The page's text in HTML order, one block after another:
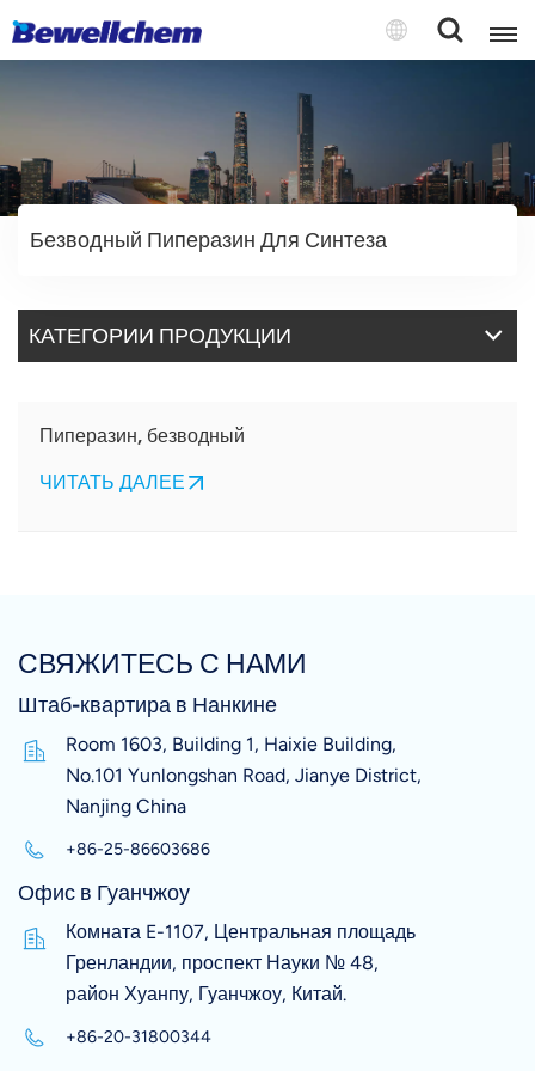
English
Русский
بالعربية
中文
Español
Безводный Пиперазин Для Синтеза
КАТЕГОРИИ ПРОДУКЦИИ
Пиперазин, безводный
ЧИТАТЬ ДАЛЕЕ
СВЯЖИТЕСЬ С НАМИ
Штаб-квартира в Нанкине
Room 1603, Building 1, Haixie Building,
No.101 Yunlongshan Road, Jianye District,
Nanjing China
+86-25-86603686
Офис в Гуанчжоу
Комната E-1107, Центральная площадь
Гренландии, проспект Науки № 48,
район Хуанпу, Гуанчжоу, Китай.
+86-20-31800344